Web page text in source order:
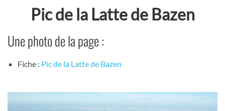
Pic de la Latte de Bazen
Une photo de la page :
Fiche : Pic de la Latte de Bazen